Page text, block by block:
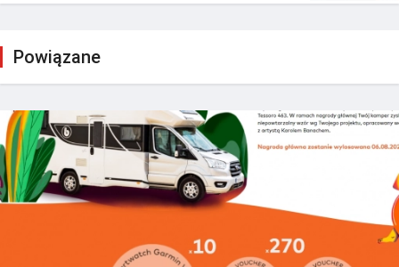
Powiązane